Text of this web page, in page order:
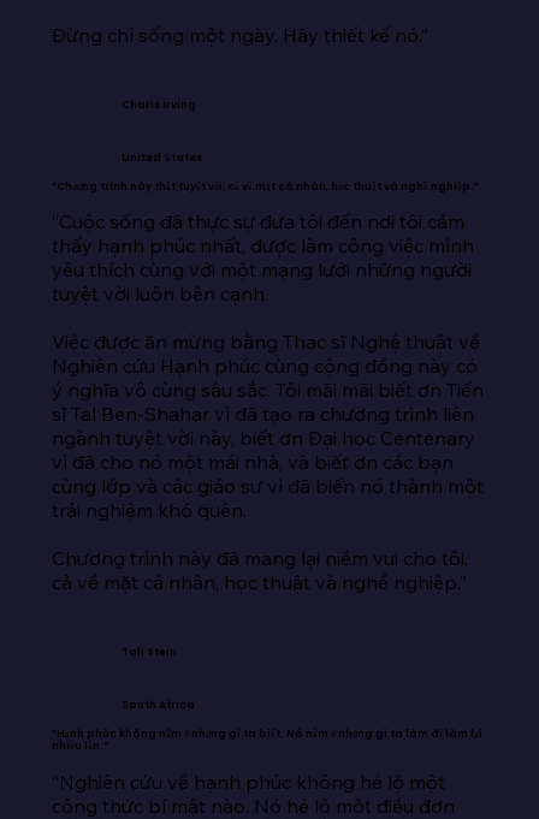
Đừng chỉ sống một ngày. Hãy thiết kế nó.”
Charis Irving
United States
“Chương trình này thật tuyệt vời, cả về mặt cá nhân, học thuật và nghề nghiệp.”
“Cuộc sống đã thực sự đưa tôi đến nơi tôi cảm
thấy hạnh phúc nhất, được làm công việc mình
yêu thích cùng với một mạng lưới những người
tuyệt vời luôn bên cạnh.
Việc được ăn mừng bằng Thạc sĩ Nghệ thuật về
Nghiên cứu Hạnh phúc cùng cộng đồng này có
ý nghĩa vô cùng sâu sắc. Tôi mãi mãi biết ơn Tiến
sĩ Tal Ben-Shahar vì đã tạo ra chương trình liên
ngành tuyệt vời này, biết ơn Đại học Centenary
vì đã cho nó một mái nhà, và biết ơn các bạn
cùng lớp và các giáo sư vì đã biến nó thành một
trải nghiệm khó quên.
Chương trình này đã mang lại niềm vui cho tôi,
cả về mặt cá nhân, học thuật và nghề nghiệp.”
Tali Stein
South Africa
“Hạnh phúc không nằm ở những gì ta biết. Nó nằm ở những gì ta làm đi làm lại
nhiều lần.”
“Nghiên cứu về hạnh phúc không hé lộ một
công thức bí mật nào. Nó hé lộ một điều đơn